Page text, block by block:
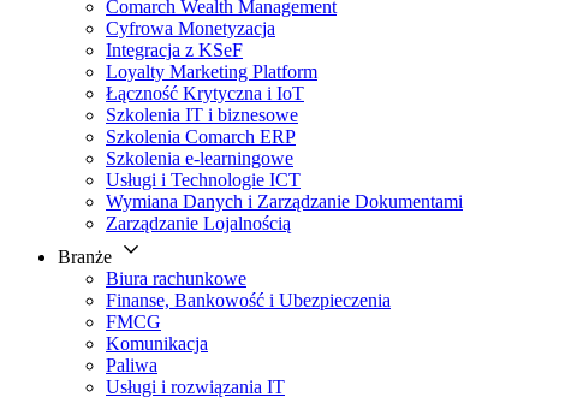
Comarch Wealth Management
Cyfrowa Monetyzacja
Integracja z KSeF
Loyalty Marketing Platform
Łączność Krytyczna i IoT
Szkolenia IT i biznesowe
Szkolenia Comarch ERP
Szkolenia e-learningowe
Usługi i Technologie ICT
Wymiana Danych i Zarządzanie Dokumentami
Zarządzanie Lojalnością
Branże
Biura rachunkowe
Finanse, Bankowość i Ubezpieczenia
FMCG
Komunikacja
Paliwa
Usługi i rozwiązania IT